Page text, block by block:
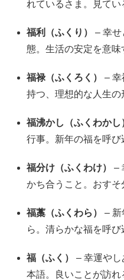
れているさま。見てい
福利（ふくり）
– 幸せ
態。生活の安定を意味
福禄（ふくろく）
– 幸
持つ、理想的な人生の
福沸かし（ふくわかし
行事。新年の福を呼び
福分け（ふくわけ）
–
かち合うこと。おすそ
福藁（ふくわら）
– 新
ら。清らかな福を呼び
福（ふく）
– 幸運や
本語。良いことが訪れ